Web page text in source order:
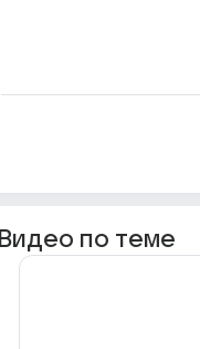
Видео по теме